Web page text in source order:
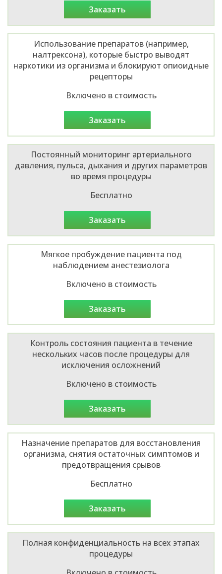
заказать
Использование препаратов (например,
налтрексона), которые быстро выводят
наркотики из организма и блокируют опиоидные
рецепторы
Включено в стоимость
заказать
Постоянный мониторинг артериального
давления, пульса, дыхания и других параметров
во время процедуры
Бесплатно
заказать
Мягкое пробуждение пациента под
наблюдением анестезиолога
Включено в стоимость
заказать
Контроль состояния пациента в течение
нескольких часов после процедуры для
исключения осложнений
Включено в стоимость
заказать
Назначение препаратов для восстановления
организма, снятия остаточных симптомов и
предотвращения срывов
Бесплатно
заказать
Полная конфиденциальность на всех этапах
процедуры